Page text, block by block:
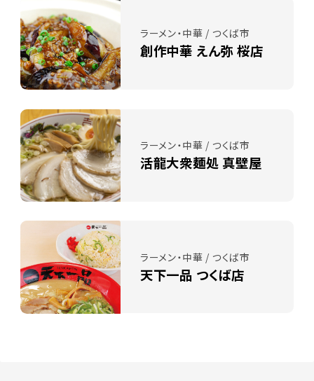
ラーメン・中華 / つくば市
創作中華 えん弥 桜店
ラーメン・中華 / つくば市
活龍大衆麺処 真壁屋
ラーメン・中華 / つくば市
天下一品 つくば店